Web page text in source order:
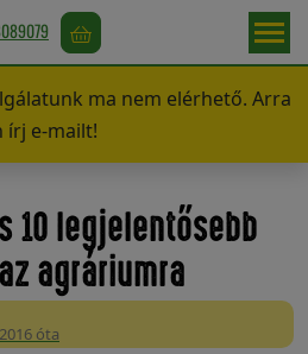
ma nem elérhető. Arra
írj e-mailt!
10 legjelentősebb
agráriumra
óta